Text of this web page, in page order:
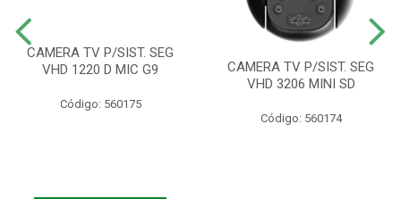
CAMERA TV P/SIST. SEG
VHD 1220 D MIC G9
Código: 560175
CAMERA TV P/SIST. SEG
VHD 3206 MINI SD
Código: 560174